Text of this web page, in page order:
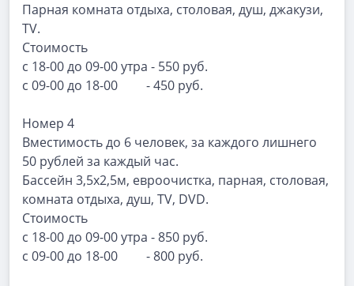
Парная комната отдыха, столовая, душ, джакузи,
TV.
Стоимость
с 18-00 до 09-00 утра - 550 руб.
с 09-00 до 18-00 - 450 руб.
Номер 4
Вместимость до 6 человек, за каждого лишнего
50 рублей за каждый час.
Бассейн 3,5х2,5м, евроочистка, парная, столовая,
комната отдыха, душ, TV, DVD.
Стоимость
с 18-00 до 09-00 утра - 850 руб.
с 09-00 до 18-00 - 800 руб.